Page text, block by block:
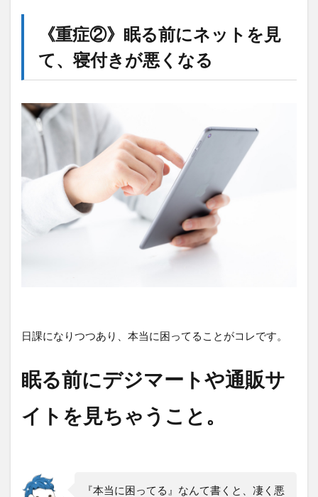
《重症②》眠る前にネットを見
て、寝付きが悪くなる
日課になりつつあり、本当に困ってることがコレです。
眠る前にデジマートや通販サ
イトを見ちゃうこと。
『本当に困ってる』なんて書くと、凄く悪